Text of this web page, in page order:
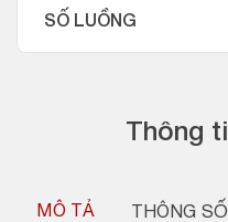
Thông
MÔ TẢ THÔNG
SỐ LUỒNG